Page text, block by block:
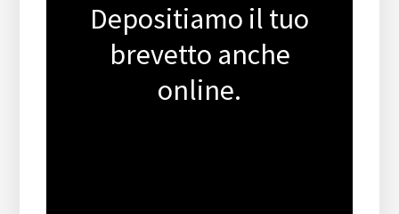
Depositiamo il tuo
brevetto anche
online.